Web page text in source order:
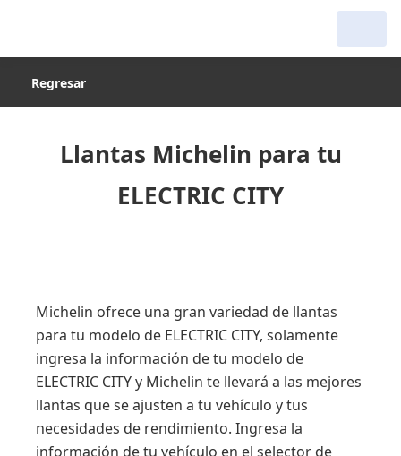
Regresar
Llantas Michelin para tu
ELECTRIC CITY
Michelin ofrece una gran variedad de llantas
para tu modelo de ELECTRIC CITY, solamente
ingresa la información de tu modelo de
ELECTRIC CITY y Michelin te llevará a las mejores
llantas que se ajusten a tu vehículo y tus
necesidades de rendimiento. Ingresa la
información de tu vehículo en el selector de